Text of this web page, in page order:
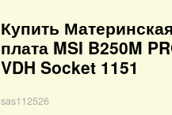
Купить Материнская
плата MSI B250M
VDH Socket 1151
sas112526